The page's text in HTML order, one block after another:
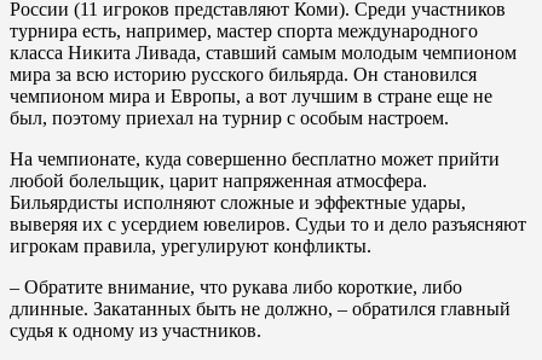
России (11 игроков представляют Коми). Среди участников
турнира есть, например, мастер спорта международного
класса Никита Ливада, ставший самым молодым чемпионом
мира за всю историю русского бильярда. Он становился
чемпионом мира и Европы, а вот лучшим в стране еще не
был, поэтому приехал на турнир с особым настроем.
На чемпионате, куда совершенно бесплатно может прийти
любой болельщик, царит напряженная атмосфера.
Бильярдисты исполняют сложные и эффектные удары,
выверяя их с усердием ювелиров. Судьи то и дело разъясняют
игрокам правила, урегулируют конфликты.
– Обратите внимание, что рукава либо короткие, либо
длинные. Закатанных быть не должно, – обратился главный
судья к одному из участников.